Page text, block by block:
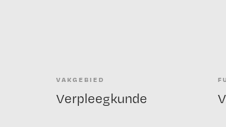
VAKGEBIED
Verpleegkunde